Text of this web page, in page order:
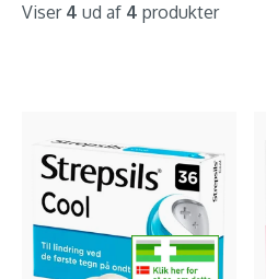
Viser 4 ud af 4 produkter